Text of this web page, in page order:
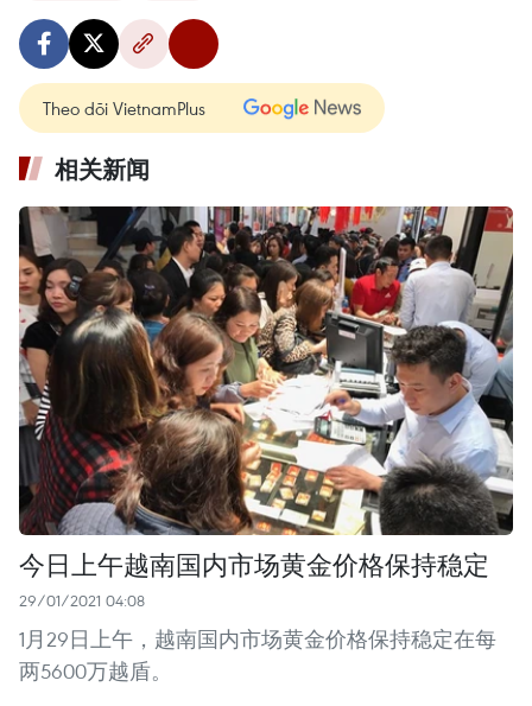
Theo dõi VietnamPlus
相关新闻
今日上午越南国内市场黄金价格保持稳定
29/01/2021 04:08
1月29日上午，越南国内市场黄金价格保持稳定在每
两5600万越盾。